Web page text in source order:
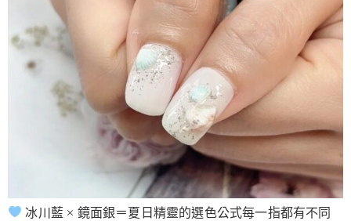
冰川藍 × 鏡面銀＝夏日精靈的選色公式每一指都有不同